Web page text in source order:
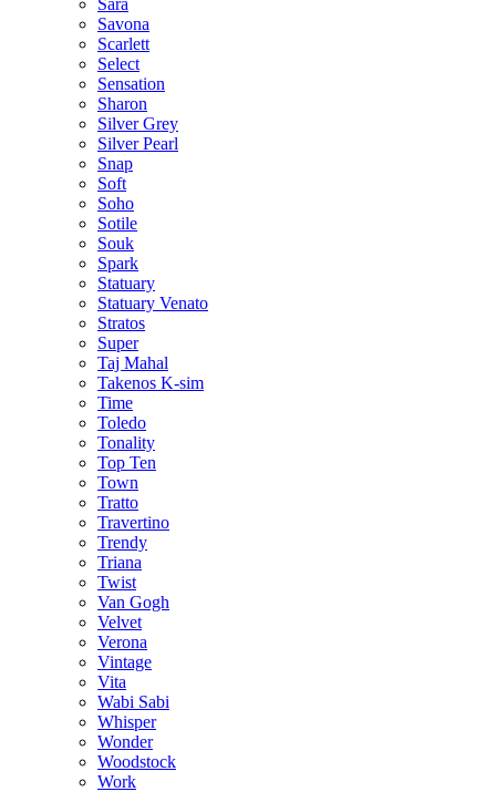
Sara
Savona
Scarlett
Select
Sensation
Sharon
Silver Grey
Silver Pearl
Snap
Soft
Soho
Sotile
Souk
Spark
Statuary
Statuary Venato
Stratos
Super
Taj Mahal
Takenos K-sim
Time
Toledo
Tonality
Top Ten
Town
Tratto
Travertino
Trendy
Triana
Twist
Van Gogh
Velvet
Verona
Vintage
Vita
Wabi Sabi
Whisper
Wonder
Woodstock
Work